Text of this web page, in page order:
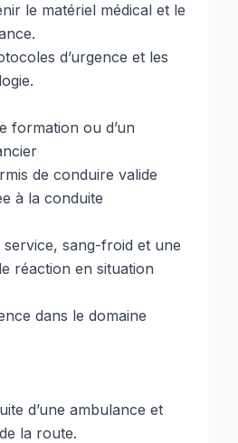
le matériel médical et le
d’urgence et les
formation ou d’un
de conduire valide
à la conduite
sang-froid et une
réaction en situation
dans le domaine
d’une ambulance et
la route.